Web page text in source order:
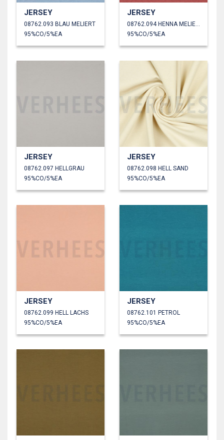
JERSEY
08762.093 BLAU MELIERT
95%CO/5%EA
JERSEY
95%CO/5%EA
JERSEY
08762.097 HELLGRAU
95%CO/5%EA
JERSEY
08762.098 HELL SAND
95%CO/5%EA
JERSEY
08762.099 HELL LACHS
95%CO/5%EA
JERSEY
08762.101 PETROL
95%CO/5%EA